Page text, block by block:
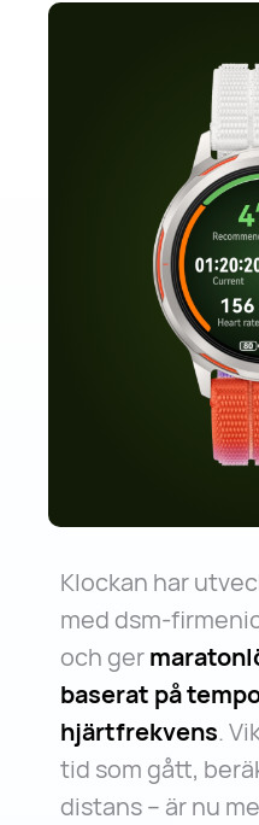
Klockan har
med dsm-
och ger
baserat på
hjärtfrekvens.
tid som gått,
distans – är nu